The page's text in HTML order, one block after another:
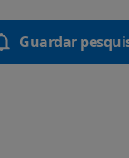
Guardar